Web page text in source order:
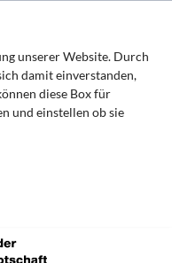
unserer Website. Durch
damit einverstanden,
diese Box für
und einstellen ob sie